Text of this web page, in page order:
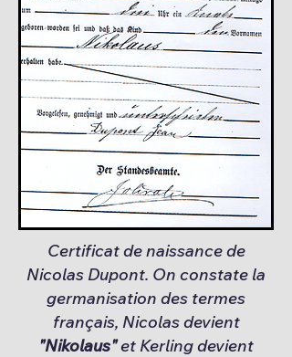
Certificat de naissance de
Nicolas Dupont. On constate la
germanisation des termes
français, Nicolas devient
"Nikolaus"et Kerling devient